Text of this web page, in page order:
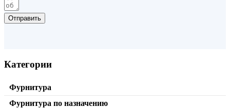
Отправить
Категории
Фурнитура
Фурнитура по назначению